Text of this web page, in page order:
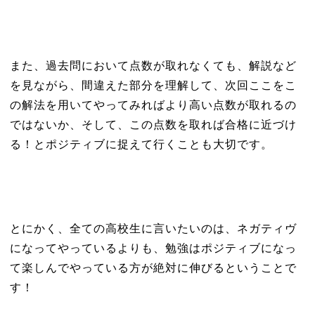
また、過去問において点数が取れなくても、解説など
を見ながら、間違えた部分を理解して、次回ここをこ
の解法を用いてやってみればより高い点数が取れるの
ではないか、そして、この点数を取れば合格に近づけ
る！とポジティブに捉えて行くことも大切です。
とにかく、全ての高校生に言いたいのは、ネガティヴ
になってやっているよりも、勉強はポジティブになっ
て楽しんでやっている方が絶対に伸びるということで
す！